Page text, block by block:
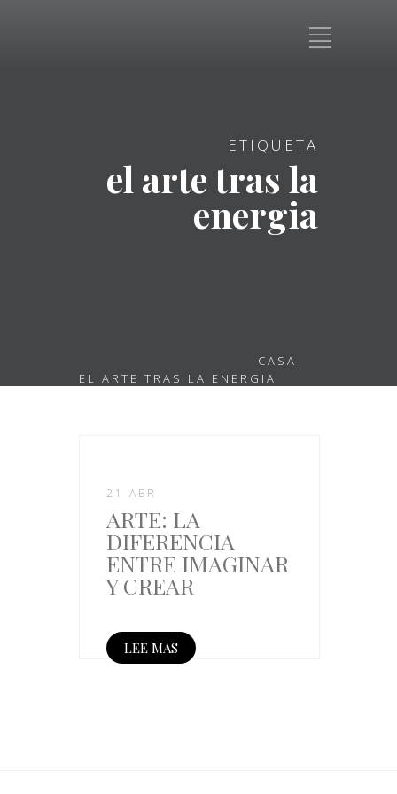
ETIQUETA
el arte tras la
energia
CASA
EL ARTE TRAS LA ENERGIA
21 ABR
ARTE: LA
DIFERENCIA
ENTRE IMAGINAR
Y CREAR
LEE MAS